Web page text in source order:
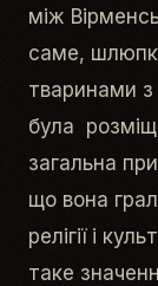
між
саме,
тваринами
була
загальна
що вона
релігії і
таке